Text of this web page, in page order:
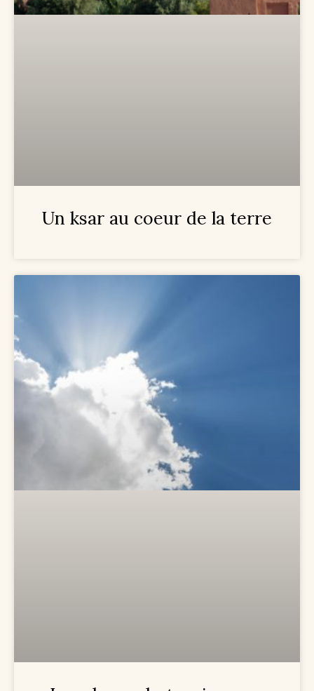
Un ksar au coeur de la terre